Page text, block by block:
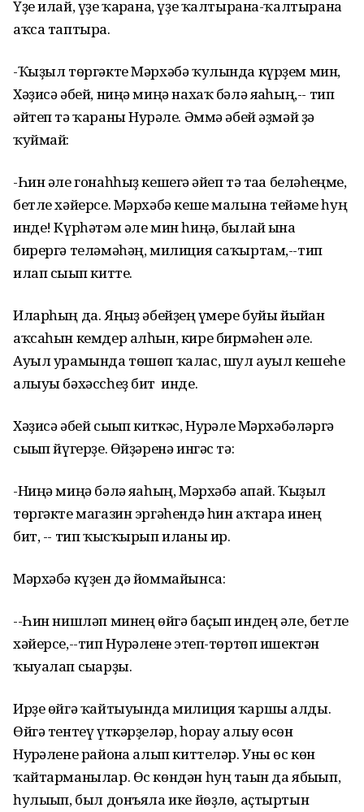
Үҙе илай, үҙе ҡарғана, үҙе ҡалтырана-ҡалтырана
аҡса таптыра.
-Ҡыҙыл төргәкте Мәрхәбә ҡулында күрҙем мин,
Хәҙисә әбей, ниңә миңә нахаҡ бәлә яғаһың,-- тип
әйтеп тә ҡараны Нурғәле. Әммә әбей әҙмәй ҙә
ҡуймай:
-Һин әле гонаһһыҙ кешегә ғәйеп тә таға беләһеңме,
бетле хәйерсе. Мәрхәбә кеше малына тейәме һуң
инде! Күрһәтәм әле мин һиңә, былай ғына
бирергә теләмәһәң, милиция саҡыртам,--тип
илап сығып китте.
Иларһың да. Яңғыҙ әбейҙең ғүмере буйы йыйған
аҡсаһын кемдер алһын, кире бирмәһен әле.
Ауыл урамында төшөп ҡалас, шул ауыл кешеһе
алыуы бәхәссһеҙ бит инде.
Хәҙисә әбей сығып киткәс, Нурғәле Мәрхәбәләргә
сығып йүгерҙе. Өйҙәренә ингәс тә:
-Ниңә миңә бәлә яғаһың, Мәрхәбә апай. Ҡыҙыл
төргәкте магазин эргәһендә һин аҡтара инең
бит, -- тип ҡысҡырып иланы ир.
Мәрхәбә күҙен дә йоммайынса:
--Һин нишләп минең өйгә баҫып индең әле, бетле
хәйерсе,--тип Нурғәлене этеп-төртөп ишектән
ҡыуалап сығарҙы.
Ирҙе өйгә ҡайтыуында милиция ҡаршы алды.
Өйгә тентеү үткәрҙеләр, һорау алыу өсөн
Нурғәлене районға алып киттеләр. Уны өс көн
ҡайтарманылар. Өс көндән һуң тағын да ябығып,
һулығып, был донъяла ике йөҙлө, аҫтыртын